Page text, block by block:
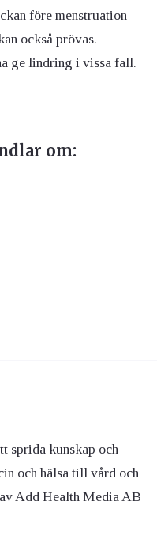
före menstruation
också prövas.
ge lindring i vissa fall.
om:
sprida kunskap och
och hälsa till vård och
Add Health Media AB